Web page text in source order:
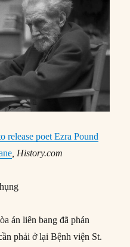
release poet Ezra Pound
, History.com
án liên bang đã phán
phải ở lại Bệnh viện St.